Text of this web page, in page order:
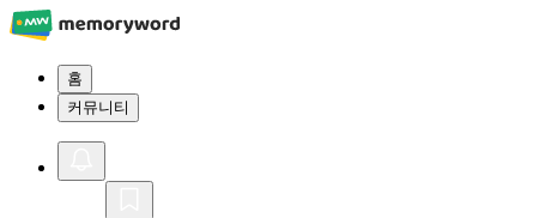
홈
커뮤니티